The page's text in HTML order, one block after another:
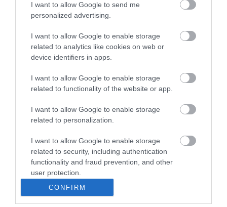
I want to allow Google to send me
personalized advertising.
I want to allow Google to enable storage
related to analytics like cookies on web or
device identifiers in apps.
I want to allow Google to enable storage
related to functionality of the website or app.
I want to allow Google to enable storage
related to personalization.
I want to allow Google to enable storage
related to security, including authentication
functionality and fraud prevention, and other
user protection.
CONFIRM
ma.hu legfrissebb hírei:
egy útdíjrendszeres ügylet felülvizsgálata után
Saját életét is kockára tette a magyar erdész, hogy
Második világháborús MG-42 géppuskát emeltek ki a
Dunából - a rendőrség lefoglalta
A Miniszterelnökség felmondta a Lounge Eventtel kötött
Megérkezett az eső a Duna vízgyűjtőjére
Újabb két gyanúsítottat fogtak el a 600 milliós
ingatlanmaffia ügyében